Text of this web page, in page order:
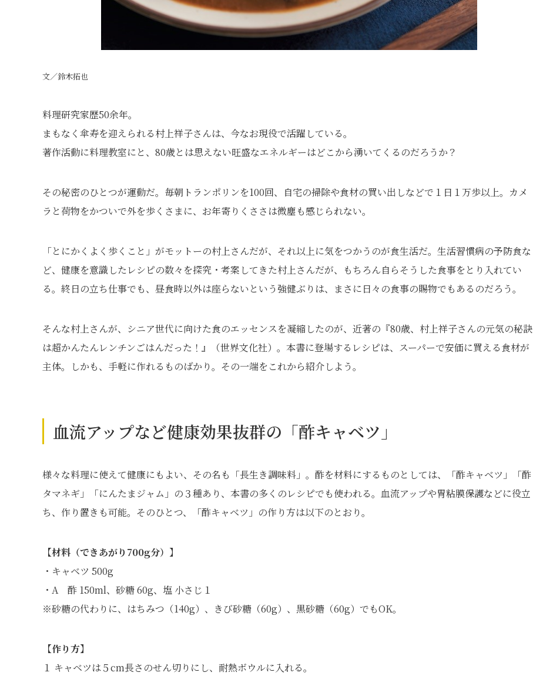
文／鈴木拓也
料理研究家歴50余年。
まもなく傘寿を迎えられる村上祥子さんは、今なお現役で活躍している。
著作活動に料理教室にと、80歳とは思えない旺盛なエネルギーはどこから湧いてくるのだろうか？
その秘密のひとつが運動だ。毎朝トランポリンを100回、自宅の掃除や食材の買い出しなどで１日１万歩以上。カメ
ラと荷物をかついで外を歩くさまに、お年寄りくささは微塵も感じられない。
「とにかくよく歩くこと」がモットーの村上さんだが、それ以上に気をつかうのが食生活だ。生活習慣病の予防食な
ど、健康を意識したレシピの数々を探究・考案してきた村上さんだが、もちろん自らそうした食事をとり入れてい
る。終日の立ち仕事でも、昼食時以外は座らないという強健ぶりは、まさに日々の食事の賜物でもあるのだろう。
そんな村上さんが、シニア世代に向けた食のエッセンスを凝縮したのが、近著の『80歳、村上祥子さんの元気の秘訣
は超かんたんレンチンごはんだった！』（世界文化社）。本書に登場するレシピは、スーパーで安価に買える食材が
主体。しかも、手軽に作れるものばかり。その一端をこれから紹介しよう。
血流アップなど健康効果抜群の「酢キャベツ」
様々な料理に使えて健康にもよい、その名も「長生き調味料」。酢を材料にするものとしては、「酢キャベツ」「酢
タマネギ」「にんたまジャム」の３種あり、本書の多くのレシピでも使われる。血流アップや胃粘膜保護などに役立
ち、作り置きも可能。そのひとつ、「酢キャベツ」の作り方は以下のとおり。
【材料（できあがり700g分）】
・キャベツ 500g
・A 酢 150ml、砂糖 60g、塩 小さじ１
※砂糖の代わりに、はちみつ（140g）、きび砂糖（60g）、黒砂糖（60g）でもOK。
【作り方】
１ キャベツは５cm長さのせん切りにし、耐熱ボウルに入れる。